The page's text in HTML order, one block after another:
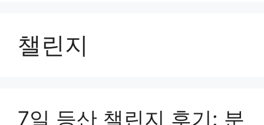
챌린지
7일 등산 챌린지 후기: 분